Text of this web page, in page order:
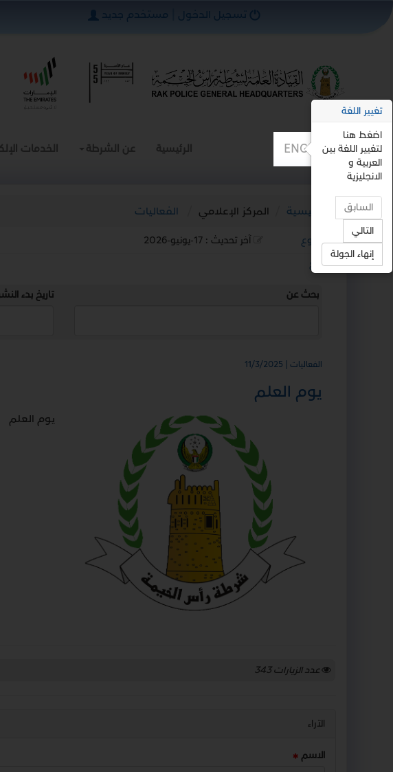
تسجيل الدخول مستخدم جديد
ENGLISH الرئيسية عن الشرطة الخدمات
الرئيسية المركز الإعلامي الفعاليات
رجوع آخر تحديث : 17-يونيو-2026
استمع
بحث عن تاريخ بدء
الفعاليات | 11/3/2025
يوم العلم
يوم العلم
عدد الزيارات343
الآراء
الاسم
تغيير اللغة
اضغط هنا
لتغيير اللغة بين
العربية و
الانجليزية
السابق
التالي
إنهاء الجولة